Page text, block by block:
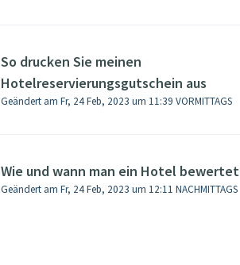
So drucken Sie meinen
Hotelreservierungsgutschein aus
Geändert am Fr, 24 Feb, 2023 um 11:39 VORMITTAGS
Wie und wann man ein Hotel bewertet
Geändert am Fr, 24 Feb, 2023 um 12:11 NACHMITTAGS